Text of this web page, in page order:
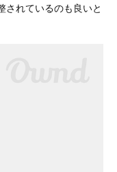
されているのも良いと